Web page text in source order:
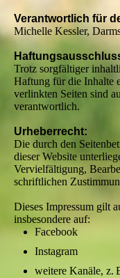
Verantwortlich für
Michelle Kessler,
Trotz sorgfältiger
Haftung für die Inhalte
verlinkten Seiten sind
verantwortlich.
Urheberrecht:
Die durch den
dieser Website
Vervielfältigung,
schriftlichen
Dieses Impressum gilt
insbesondere auf:
Facebook
Instagram
weitere Kanäle, z.